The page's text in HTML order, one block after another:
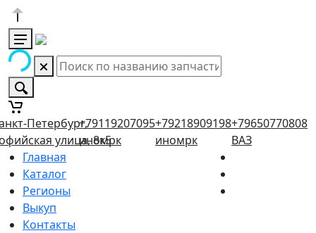
Петербург,
улица, 8к5
+79119207095
иномрк
+79218909198
иномрк
+79650770808
ВАЗ
Главная
Каталог
Регионы
Выкуп
Контакты